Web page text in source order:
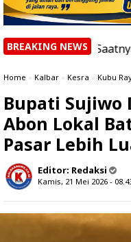
BREAKING NEWS
Saatnya Kalbar
Home » Kalbar » Kesra » Kubu
Bupati Sujiwo
Abon Lokal
Pasar Lebih
Editor: Redaksi
Kamis, 21 Mei 2026 -